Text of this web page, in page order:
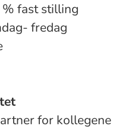
fast stilling
fredag
for kollegene